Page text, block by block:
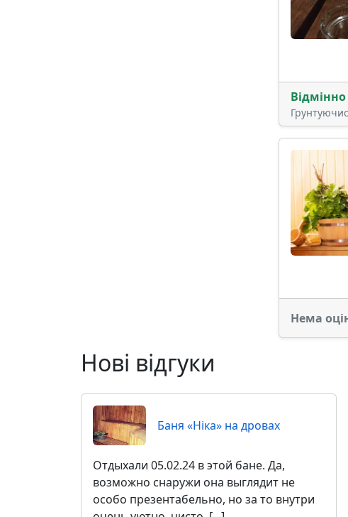
Відмінно
Нема
Нові відгуки
Баня «Ніка» на дровах
Отдыхали 05.02.24 в этой бане. Да,
возможно снаружи она выглядит не
особо презентабельно, но за то внутри